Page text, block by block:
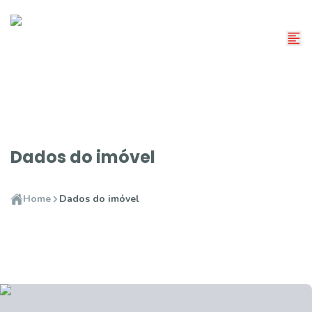
Dados do imóvel
Home Dados do imóvel